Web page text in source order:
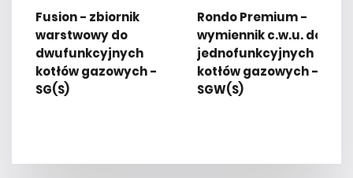
Fusion - zbiornik
warstwowy do
dwufunkcyjnych
kotłów gazowych -
SG(S)
Rondo Premium -
wymiennik c.w.u. do
jednofunkcyjnych
kotłów gazowych -
SGW(S)